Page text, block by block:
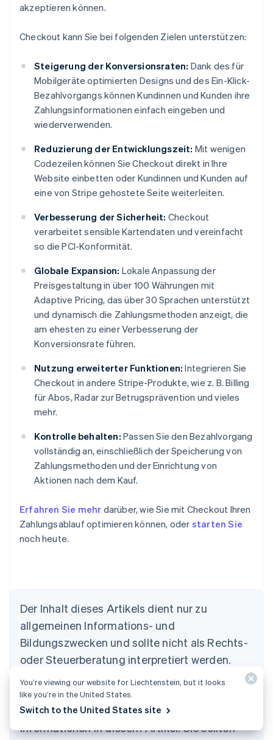
akzeptieren können.
Checkout kann Sie bei folgenden Zielen unterstützen:
Steigerung der Konversionsraten: Dank des für
Mobilgeräte optimierten Designs und des Ein-Klick-
Bezahlvorgangs können Kundinnen und Kunden ihre
Zahlungsinformationen einfach eingeben und
wiederverwenden.
Reduzierung der Entwicklungszeit: Mit wenigen
Codezeilen können Sie Checkout direkt in Ihre
Website einbetten oder Kundinnen und Kunden auf
eine von Stripe gehostete Seite weiterleiten.
Verbesserung der Sicherheit: Checkout
verarbeitet sensible Kartendaten und vereinfacht
so die PCI-Konformität.
Globale Expansion: Lokale Anpassung der
Preisgestaltung in über 100 Währungen mit
Adaptive Pricing, das über 30 Sprachen unterstützt
und dynamisch die Zahlungsmethoden anzeigt, die
am ehesten zu einer Verbesserung der
Konversionsrate führen.
Nutzung erweiterter Funktionen: Integrieren Sie
Checkout in andere Stripe-Produkte, wie z. B. Billing
für Abos, Radar zur Betrugsprävention und vieles
mehr.
Kontrolle behalten: Passen Sie den Bezahlvorgang
vollständig an, einschließlich der Speicherung von
Zahlungsmethoden und der Einrichtung von
Aktionen nach dem Kauf.
Erfahren Sie mehr darüber, wie Sie mit Checkout Ihren
Zahlungsablauf optimieren können, oder starten Sie
noch heute.
Der Inhalt dieses Artikels dient nur zu
allgemeinen Informations- und
Bildungszwecken und sollte nicht als Rechts-
oder Steuerberatung interpretiert werden.
Stripe übernimmt keine Gewähr oder Garantie
für die Richtigkeit, Vollständigkeit,
Angemessenheit oder Aktualität der
Informationen in diesem Artikel. Sie sollten
Australien
Belgien
NederlandsFrançais Deutsch
Brasilien
Bulgarien
You’re viewing our website for Liechtenstein, but it looks
like you’re in the United States.
Switch to the United States site